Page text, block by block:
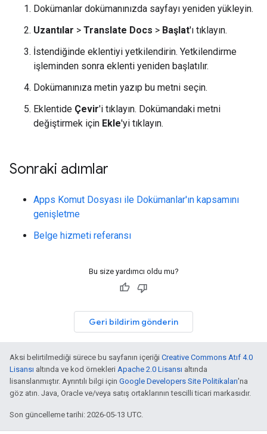
Dokümanlar dokümanınızda sayfayı yeniden yükleyin.
Uzantılar > Translate Docs > Başlat'ı tıklayın.
İstendiğinde eklentiyi yetkilendirin. Yetkilendirme
işleminden sonra eklenti yeniden başlatılır.
Dokümanınıza metin yazıp bu metni seçin.
Eklentide Çevir'i tıklayın. Dokümandaki metni
değiştirmek için Ekle'yi tıklayın.
Sonraki adımlar
Apps Komut Dosyası ile Dokümanlar'ın kapsamını
genişletme
Belge hizmeti referansı
Bu size yardımcı oldu mu?
Geri bildirim gönderin
Aksi belirtilmediği sürece bu sayfanın içeriği Creative Commons Atıf 4.0
Lisansı altında ve kod örnekleri Apache 2.0 Lisansı altında
lisanslanmıştır. Ayrıntılı bilgi için Google Developers Site Politikaları'na
göz atın. Java, Oracle ve/veya satış ortaklarının tescilli ticari markasıdır.
Son güncelleme tarihi: 2026-05-13 UTC.